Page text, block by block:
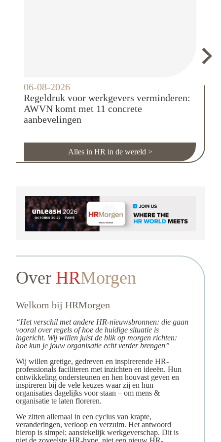
Over HRMorgen
Welkom bij HRMorgen
“Het verschil met andere HR-nieuwsbronnen: die gaan
vooral over regels of hoe de huidige situatie is
ingericht. Wij willen juist de blik op morgen richten:
hoe kun je jouw organisatie echt verder brengen”
Wij willen gretige, gedreven en inspirerende HR-
professionals faciliteren met inzichten en ideeën. Hun
ontwikkeling ondersteunen en hen houvast geven en
inspireren bij de vele keuzes waar zij en hun
organisaties dagelijks voor staan – om mens &
organisatie te laten floreren.
We zitten allemaal in een cyclus van krapte,
veranderingen, verloop en verzuim. Het antwoord
hierop is simpel: aanstekelijk werkgeverschap. Dit is
06-08-2026
Regeldruk voor werkgevers verminderen:
AWVN komt met 11 concrete
aanbevelingen
05-
Alles in HR in de wereld >